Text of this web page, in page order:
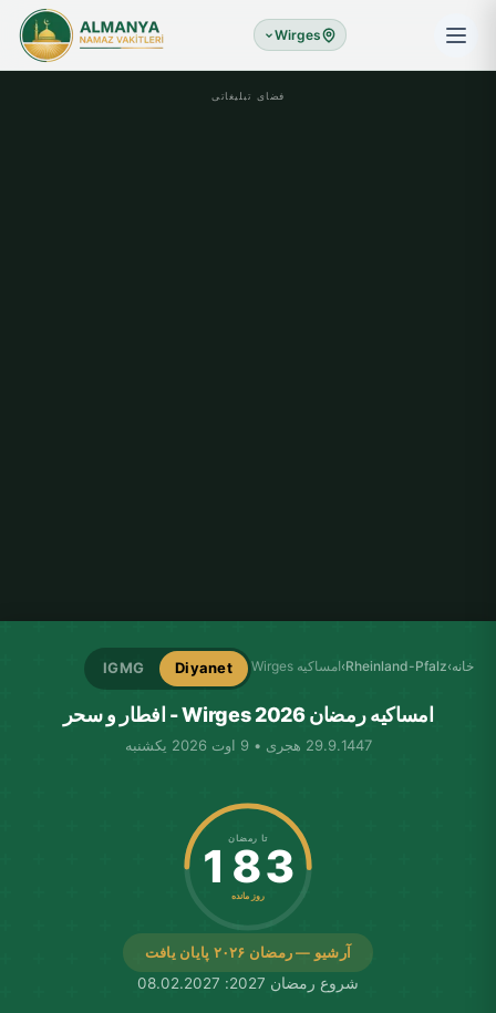
Wirges
فضای تبلیغاتی
خانه›
Rheinland-Pfalz
›امساکیه Wirges Diyanet
IGMG
امساکیه رمضان Wirges 2026 - افطار و سحر
29.9.1447 هجری • 9 اوت 2026 یکشنبه
آرشیو — رمضان ۲۰۲۶ پایان یافت
تا رمضان
183
روز مانده
شروع رمضان 2027: 08.02.2027